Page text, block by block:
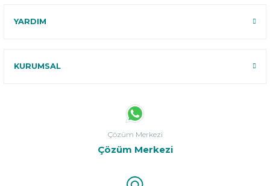
YARDIM
KURUMSAL
Çözüm Merkezi
Çözüm Merkezi